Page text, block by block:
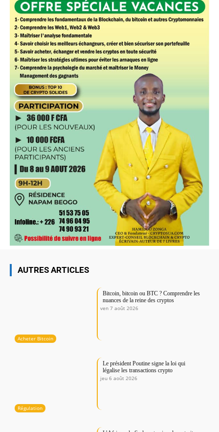
AUTRES ARTICLES
Acheter Bitcoin
Bitcoin, bitcoin ou BTC ? Comprendre les
nuances de la reine des cryptos
ven 7 août 2026
Régulation
Le président Poutine signe la loi qui
légalise les transactions crypto
jeu 6 août 2026